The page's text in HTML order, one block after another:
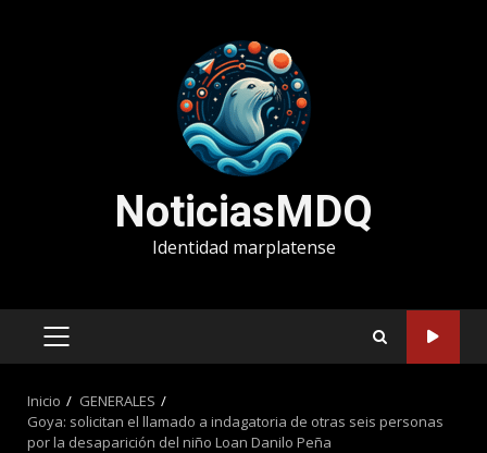
NoticiasMDQ
Identidad marplatense
MENÚ
Inicio
GENERALES
Goya: solicitan el llamado a indagatoria de otras seis personas
por la desaparición del niño Loan Danilo Peña